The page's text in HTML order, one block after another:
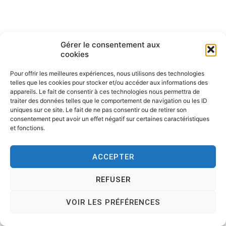
Gérer le consentement aux
cookies
Pour offrir les meilleures expériences, nous utilisons des technologies
telles que les cookies pour stocker et/ou accéder aux informations des
appareils. Le fait de consentir à ces technologies nous permettra de
traiter des données telles que le comportement de navigation ou les ID
uniques sur ce site. Le fait de ne pas consentir ou de retirer son
consentement peut avoir un effet négatif sur certaines caractéristiques
et fonctions.
ACCEPTER
REFUSER
VOIR LES PRÉFÉRENCES
Copyright © 2026Tesson, dessinateur de presse, dessin en
direct, dessin humoristique, cartoonist.. All rights reserved.
Theme:Cenoteby ThemeGrill. Powered byWordPress